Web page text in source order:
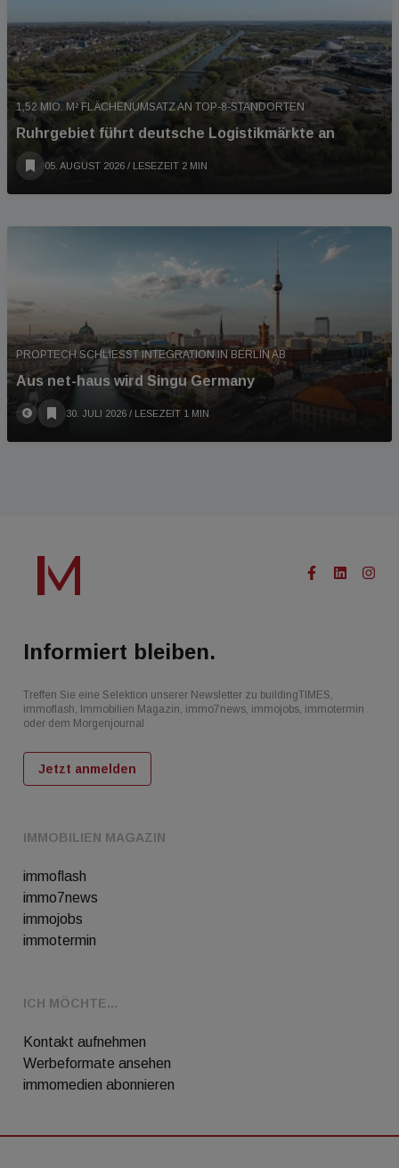
1,52 MIO. M² FLÄCHENUMSATZ AN TOP-8-STANDORTEN
Ruhrgebiet führt deutsche Logistikmärkte an
05. AUGUST 2026 / LESEZEIT 2 MIN
PROPTECH SCHLIESST INTEGRATION IN BERLIN AB
Aus net-haus wird Singu Germany
30. JULI 2026 / LESEZEIT 1 MIN
IMMOBILIEN MAGAZIN
immoflash
immo7news
immojobs
immotermin
ICH MÖCHTE...
Kontakt aufnehmen
Werbeformate ansehen
immomedien abonnieren
Informiert bleiben.
Treffen Sie eine Selektion unserer Newsletter zu buildingTIMES,
immoflash, Immobilien Magazin, immo7news, immojobs, immotermin
oder dem Morgenjournal
Jetzt anmelden